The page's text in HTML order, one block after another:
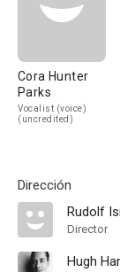
Cora Hunter
Parks
Vocalist (voice)
(uncredited)
Dirección
Rudolf
Director
Hugh